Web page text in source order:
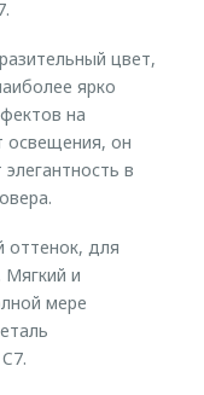
цвет,
ярко
на
освещения, он
в
для
Мягкий и
мере